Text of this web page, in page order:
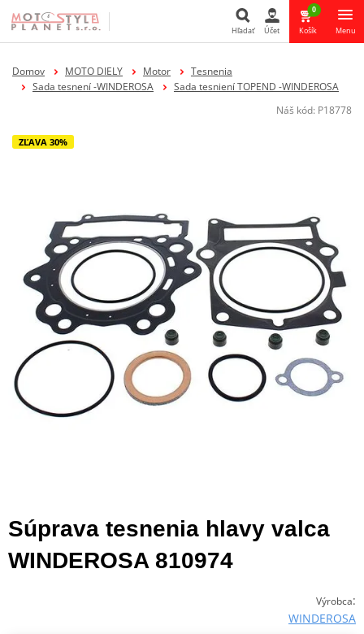
Hľadať Účet
0
Košík Menu
Domov MOTO DIELY Motor
Tesnenia
Sada tesnení -WINDEROSA
Sada tesniení TOPEND -WINDEROSA
Náš kód: P18778
ZĽAVA 30%
Súprava tesnenia hlavy valca
WINDEROSA 810974
Výrobca:
WINDEROSA